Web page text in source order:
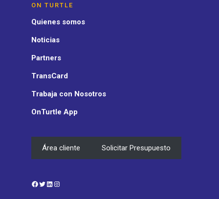
ON TURTLE
Quienes somos
Noticias
Partners
TransCard
Trabaja con Nosotros
OnTurtle App
Área cliente Solicitar Presupuesto
Facebook
TwitterLinkedIn